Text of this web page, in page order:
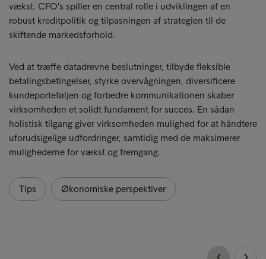
vækst. CFO's spiller en central rolle i udviklingen af en
robust kreditpolitik og tilpasningen af strategien til de
skiftende markedsforhold.
Ved at træffe datadrevne beslutninger, tilbyde fleksible
betalingsbetingelser, styrke overvågningen, diversificere
kundeporteføljen og forbedre kommunikationen skaber
virksomheden et solidt fundament for succes. En sådan
holistisk tilgang giver virksomheden mulighed for at håndtere
uforudsigelige udfordringer, samtidig med de maksimerer
mulighederne for vækst og fremgang.
Tips Økonomiske perspektiver